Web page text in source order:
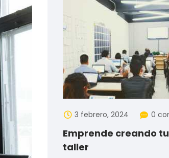
3 febrero, 2024 0
Emprende creando
taller